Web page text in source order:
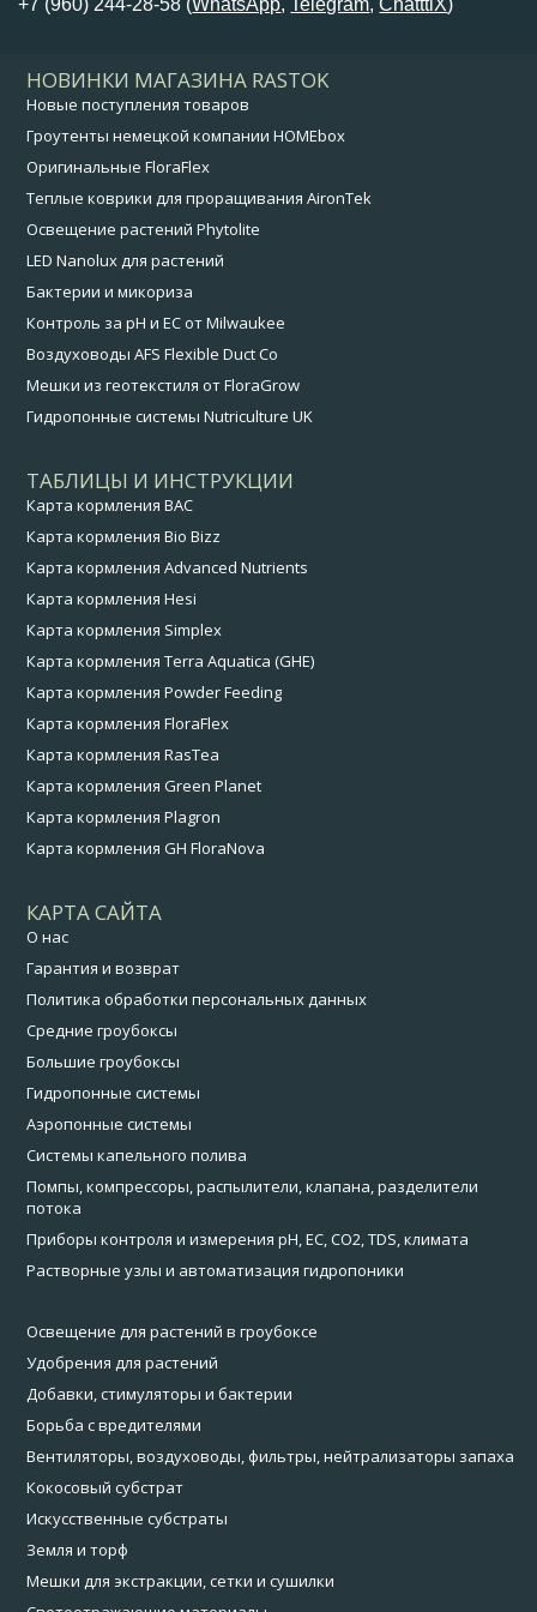
+7 (960) 244-28-58 (WhatsApp,Telegram,ChatttiX)
НОВИНКИ МАГАЗИНА RASTOK
Новые поступления товаров
Гроутенты немецкой компании HOMEbox
Оригинальные FloraFlex
Теплые коврики для проращивания AironTek
Освещение растений Phytolite
LED Nanolux для растений
Бактерии и микориза
Контроль за pH и EC от Milwaukee
Воздуховоды AFS Flexible Duct Co
Мешки из геотекстиля от FloraGrow
Гидропонные системы Nutriculture UK
ТАБЛИЦЫ И ИНСТРУКЦИИ
Карта кормления BAC
Карта кормления Bio Bizz
Карта кормления Advanced Nutrients
Карта кормления Hesi
Карта кормления Simplex
Карта кормления Terra Aquatica (GHE)
Карта кормления Powder Feeding
Карта кормления FloraFlex
Карта кормления RasTea
Карта кормления Green Planet
Карта кормления Plagron
Карта кормления GH FloraNova
КАРТА САЙТА
О нас
Гарантия и возврат
Политика обработки персональных данных
Средние гроубоксы
Большие гроубоксы
Гидропонные системы
Аэропонные системы
Системы капельного полива
Помпы, компрессоры, распылители, клапана, разделители
потока
Приборы контроля и измерения pH, EC, CO2, TDS, климата
Растворные узлы и автоматизация гидропоники
Освещение для растений в гроубоксе
Удобрения для растений
Добавки, стимуляторы и бактерии
Борьба с вредителями
Вентиляторы, воздуховоды, фильтры, нейтрализаторы запаха
Кокосовый субстрат
Искусственные субстраты
Земля и торф
Мешки для экстракции, сетки и сушилки